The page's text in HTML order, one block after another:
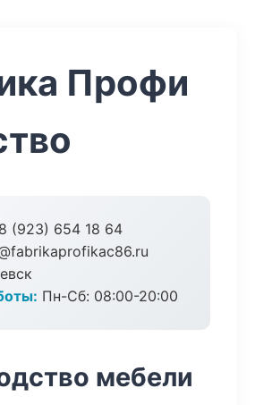
Профи
8 (923) 654 18 64
Пн-Сб: 08:00-20:00
мебели